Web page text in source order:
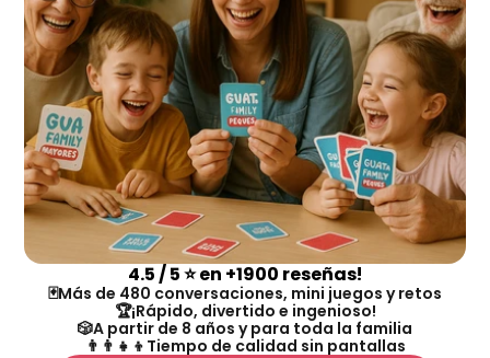
4.5 / 5 ⭐ en +1900 reseñas!
🃏Más de 480 conversaciones, mini juegos y retos
🏆¡Rápido, divertido e ingenioso!
🎲A partir de 8 años y para toda la familia
👨‍👨‍👧‍👦Tiempo de calidad sin pantallas